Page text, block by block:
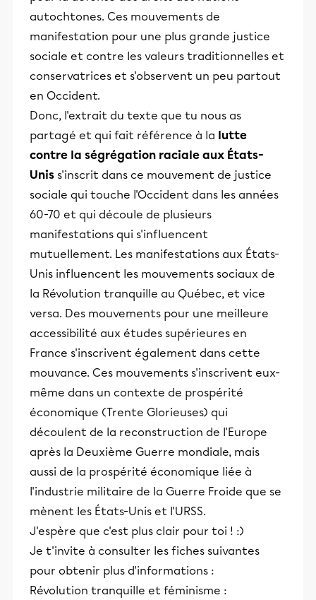
autochtones. Ces mouvements de
manifestation pour une plus grande justice
sociale et contre les valeurs traditionnelles et
conservatrices et s'observent un peu partout
en Occident.
Donc, l'extrait du texte que tu nous as
partagé et qui fait référence à la lutte
contre la ségrégation raciale aux États-
Unis s'inscrit dans ce mouvement de justice
sociale qui touche l'Occident dans les années
60-70 et qui découle de plusieurs
manifestations qui s'influencent
mutuellement. Les manifestations aux États-
Unis influencent les mouvements sociaux de
la Révolution tranquille au Québec, et vice
versa. Des mouvements pour une meilleure
accessibilité aux études supérieures en
France s'inscrivent également dans cette
mouvance. Ces mouvements s'inscrivent eux-
même dans un contexte de prospérité
économique (Trente Glorieuses) qui
découlent de la reconstruction de l'Europe
après la Deuxième Guerre mondiale, mais
aussi de la prospérité économique liée à
l'industrie militaire de la Guerre Froide que se
mènent les États-Unis et l'URSS.
J'espère que c'est plus clair pour toi ! :)
Je t'invite à consulter les fiches suivantes
pour obtenir plus d'informations :
Révolution tranquille et féminisme :